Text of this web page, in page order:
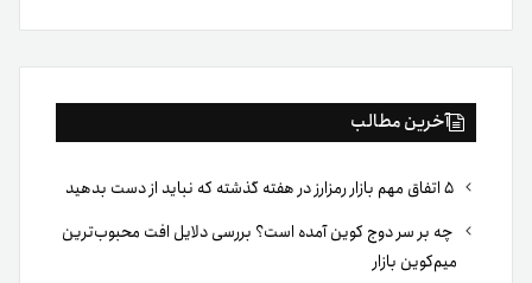
بوک
آخرین مطالب
چه بر سر دوج کوین آمده است؟ بررسی دلایل افت محبوب‌ترین
میم‌کوین بازار